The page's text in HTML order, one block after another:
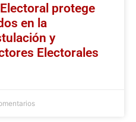
protege
en la
y
Electorales